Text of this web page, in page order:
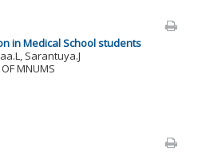
in Medical School students
Sarantuya.J
MNUMS